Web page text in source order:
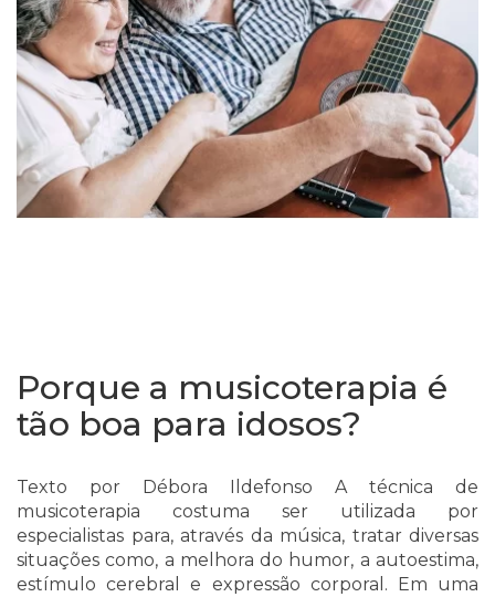
Porque a musicoterapia é
tão boa para idosos?
Texto por Débora Ildefonso A técnica de
musicoterapia costuma ser utilizada por
especialistas para, através da música, tratar diversas
situações como, a melhora do humor, a autoestima,
estímulo cerebral e expressão corporal. Em uma